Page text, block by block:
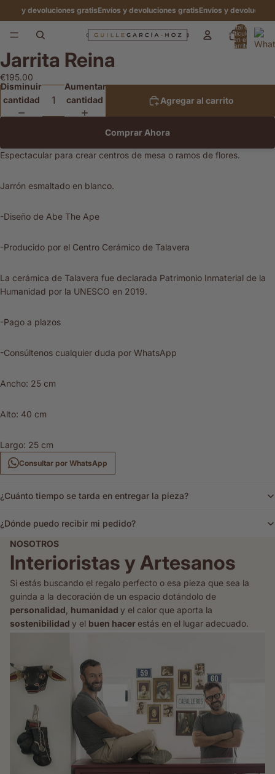
y devoluciones gratisEnvíos y devoluciones gratisEnvíos y devoluciones
Total de
artículos
en el
carrito:
Abrir
imagen
a
pantalla
Jarrita Reina
€195.00
Disminuir
cantidad
Aumentar
cantidad
Agregar al carrito
Comprar Ahora
Espectacular para crear centros de mesa o ramos de flores.
Jarrón esmaltado en blanco.
-Diseño de Abe The Ape
-Producido por el Centro Cerámico de Talavera
La cerámica de Talavera fue declarada Patrimonio Inmaterial de la
Humanidad por la UNESCO en 2019.
-Pago a plazos
-Consúltenos cualquier duda por WhatsApp
Ancho: 25 cm
Alto: 40 cm
Largo: 25 cm
Consultar por WhatsApp
¿Cuánto tiempo se tarda en entregar la pieza?
¿Dónde puedo recibir mi pedido?
NOSOTROS
Interioristas y Artesanos
Si estás buscando el regalo perfecto o esa pieza que sea la
guinda a la decoración de un espacio dotándolo de
personalidad humanidad y el calor que aporta la
sostenibilidad y el buen hacer estás en el lugar adecuado.